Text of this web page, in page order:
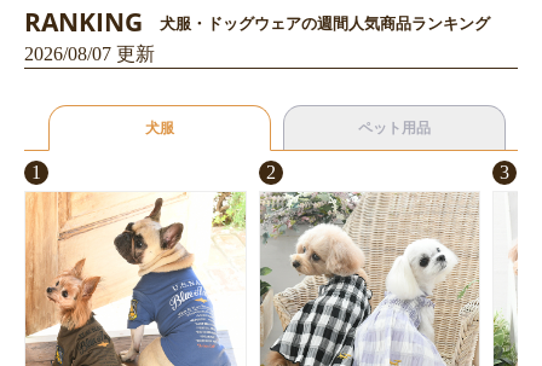
お買い物を続ける カートへ進む
RANKING 犬服・ドッグウェアの週間人気商品ランキング
2026/08/07 更新
犬服 ペット用品
1 2 3